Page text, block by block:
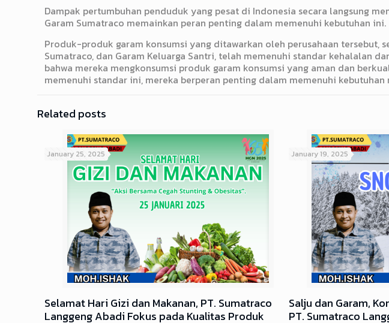
Dampak pertumbuhan penduduk yang pesat di Indonesia secara langsung
Garam Sumatraco memainkan peran penting dalam memenuhi kebutuhan ini.
Produk-produk garam konsumsi yang ditawarkan oleh perusahaan tersebut,
Sumatraco, dan Garam Keluarga Santri, telah memenuhi standar kehalalan
bahwa mereka mengkonsumsi produk garam konsumsi yang aman dan
memenuhi standar ini, mereka berperan penting dalam memenuhi
Related posts
January 25, 2025
Selamat Hari Gizi dan Makanan, PT. Sumatraco
Langgeng Abadi Fokus pada Kualitas Produk
January 19, 2025
Salju dan Garam,
PT. Sumatraco